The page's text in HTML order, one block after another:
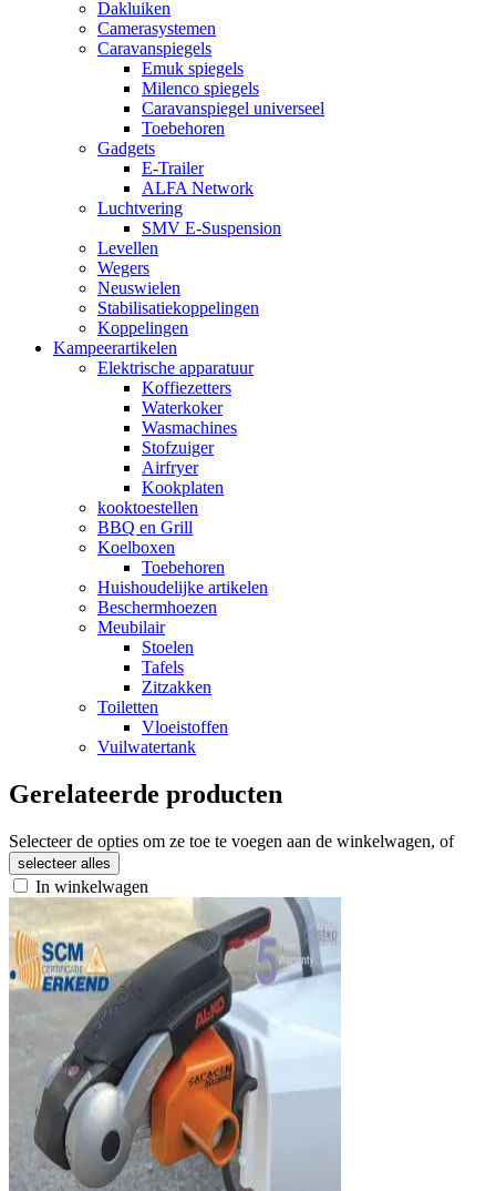
Dakluiken
Camerasystemen
Caravanspiegels
Emuk spiegels
Milenco spiegels
Caravanspiegel universeel
Toebehoren
Gadgets
E-Trailer
ALFA Network
Luchtvering
SMV E-Suspension
Levellen
Wegers
Neuswielen
Stabilisatiekoppelingen
Koppelingen
Kampeerartikelen
Elektrische apparatuur
Koffiezetters
Waterkoker
Wasmachines
Stofzuiger
Airfryer
Kookplaten
kooktoestellen
BBQ en Grill
Koelboxen
Toebehoren
Huishoudelijke artikelen
Beschermhoezen
Meubilair
Stoelen
Tafels
Zitzakken
Toiletten
Vloeistoffen
Vuilwatertank
Gerelateerde producten
Selecteer de opties om ze toe te voegen aan de winkelwagen, of
selecteer alles
In winkelwagen